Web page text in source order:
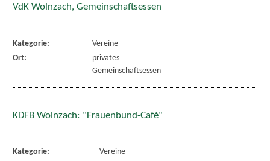
VdK Wolnzach, Gemeinschaftsessen
Kategorie:
Vereine
Ort:
privates
Gemeinschaftsessen
KDFB Wolnzach: "Frauenbund-Café"
Kategorie:
Vereine